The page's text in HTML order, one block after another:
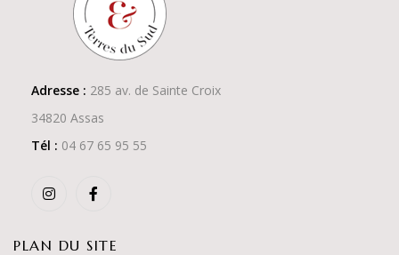
Adresse : 285 av. de Sainte Croix
34820 Assas
Tél : 04 67 65 95 55
PLAN DU SITE